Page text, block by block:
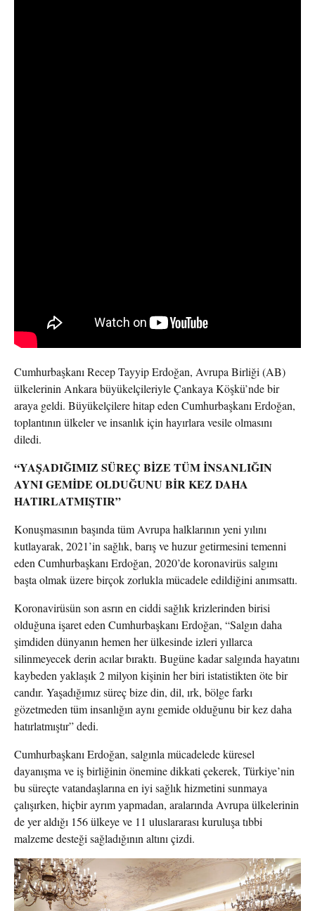
Cumhurbaşkanı Recep Tayyip Erdoğan, Avrupa Birliği (AB)
ülkelerinin Ankara büyükelçileriyle Çankaya Köşkü’nde bir
araya geldi. Büyükelçilere hitap eden Cumhurbaşkanı Erdoğan,
toplantının ülkeler ve insanlık için hayırlara vesile olmasını
diledi.
“YAŞADIĞIMIZ SÜREÇ BİZE TÜM İNSANLIĞIN
AYNI GEMİDE OLDUĞUNU BİR KEZ DAHA
HATIRLATMIŞTIR”
Konuşmasının başında tüm Avrupa halklarının yeni yılını
kutlayarak, 2021’in sağlık, barış ve huzur getirmesini temenni
eden Cumhurbaşkanı Erdoğan, 2020’de koronavirüs salgını
başta olmak üzere birçok zorlukla mücadele edildiğini anımsattı.
Koronavirüsün son asrın en ciddi sağlık krizlerinden birisi
olduğuna işaret eden Cumhurbaşkanı Erdoğan, “Salgın daha
şimdiden dünyanın hemen her ülkesinde izleri yıllarca
silinmeyecek derin acılar bıraktı. Bugüne kadar salgında hayatını
kaybeden yaklaşık 2 milyon kişinin her biri istatistikten öte bir
candır. Yaşadığımız süreç bize din, dil, ırk, bölge farkı
gözetmeden tüm insanlığın aynı gemide olduğunu bir kez daha
hatırlatmıştır” dedi.
Cumhurbaşkanı Erdoğan, salgınla mücadelede küresel
dayanışma ve iş birliğinin önemine dikkati çekerek, Türkiye’nin
bu süreçte vatandaşlarına en iyi sağlık hizmetini sunmaya
çalışırken, hiçbir ayrım yapmadan, aralarında Avrupa ülkelerinin
de yer aldığı 156 ülkeye ve 11 uluslararası kuruluşa tıbbi
malzeme desteği sağladığının altını çizdi.